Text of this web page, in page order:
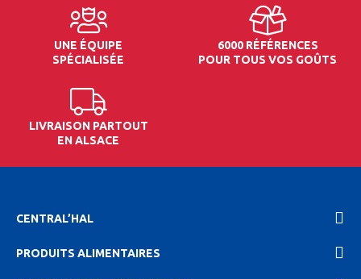
UNE ÉQUIPE
SPÉCIALISÉE
6000 RÉFÉRENCES
POUR TOUS VOS GOÛTS
LIVRAISON PARTOUT
EN ALSACE
CENTRAL’HAL
PRODUITS ALIMENTAIRES